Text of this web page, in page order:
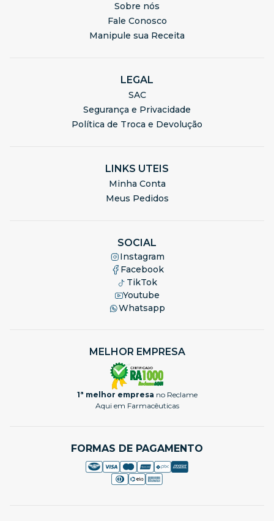
Sobre nós
Fale Conosco
Manipule sua Receita
LEGAL
SAC
Segurança e Privacidade
Política de Troca e Devolução
LINKS UTEIS
Minha Conta
Meus Pedidos
SOCIAL
Instagram
Facebook
TikTok
Youtube
Whatsapp
MELHOR EMPRESA
1ª melhor empresa no Reclame
Aqui em Farmacêuticas
FORMAS DE PAGAMENTO